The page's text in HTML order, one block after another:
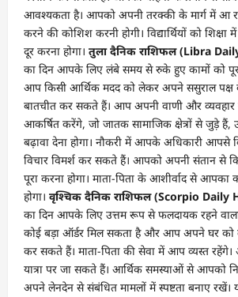
आवश्यकता है। आपको अपनी तरक्की के मार्ग में आ
करने की कोशिश करनी होगी। विद्यार्थियों को
दूर करना होगा। तुला दैनिक राशिफल (Libra
का दिन आपके लिए लंबे समय से रुके हुए कामों को
आप किसी आर्थिक मदद को लेकर अपने ससुराल पक्ष
बातचीत कर सकते हैं। आप अपनी वाणी और
आकर्षित करेंगे, जो जातक सामाजिक क्षेत्रों से जुड़े हैं,
बढ़ावा देना होगा। नौकरी में आपके अधिकारी आपसे
विचार विमर्श कर सकते हैं। आपको अपनी संतान से
पूरा करना होगा। माता-पिता के आशीर्वाद से
होगा। वृश्चिक दैनिक राशिफल (Scorpio Daily
का दिन आपके लिए उत्तम रूप से फलदायक रहने वाला
कोई बड़ा ऑर्डर मिल सकता है और आप अपने घर
कर सकते हैं। माता-पिता की सेवा में आप व्यस्त रहेंगे।
यात्रा पर जा सकते हैं। आर्थिक समस्याओं से आपको
अपने लेनदेन से संबंधित मामलों में स्पष्टता बनाए